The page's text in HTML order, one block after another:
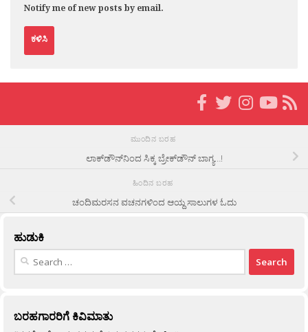
Notify me of new posts by email.
ಮುಂದಿನ ಬರಹ
ಲಾಕ್‌ಡೌನ್‌ನಿಂದ ಸಿಕ್ಕ ಬ್ರೇಕ್‌ಡೌನ್ ಬಾಗ್ಯ…!
ಹಿಂದಿನ ಬರಹ
ಚಂದಿಮರಸನ ವಚನಗಳಿಂದ ಆಯ್ದ ಸಾಲುಗಳ ಓದು
ಹುಡುಕಿ
Search
ಬರಹಗಾರರಿಗೆ ಕಿವಿಮಾತು